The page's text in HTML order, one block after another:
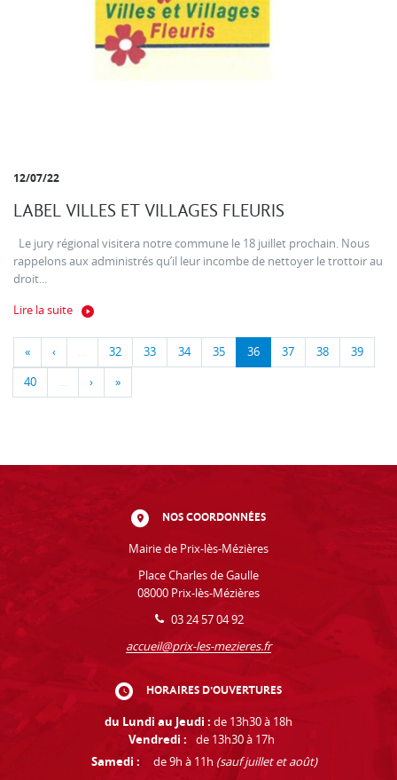
12/07/22
LABEL VILLES ET VILLAGES FLEURIS
Le jury régional visitera notre commune le 18 juillet prochain. Nous
rappelons aux administrés qu’il leur incombe de nettoyer le trottoir au
droit...
Lire la suite
« ‹ … 32 33 34 35 36 37 38 39
40 … › »
NOS COORDONNÉES
Mairie de Prix-lès-Mézières
Place Charles de Gaulle
08000 Prix-lès-Mézières
03 24 57 04 92
accueil@prix-les-mezieres.fr
HORAIRES D'OUVERTURES
du Lundi au Jeudi : de 13h30 à 18h
Vendredi :
de 13h30 à 17h
Samedi :
de 9h à 11h (sauf juillet et août)